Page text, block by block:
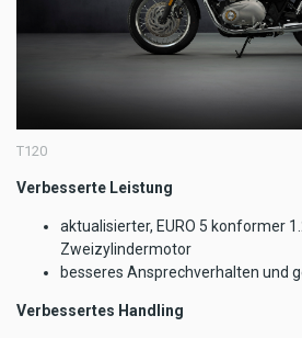
T120
Verbesserte Leistung
aktualisierter, EURO 5 konformer
Zweizylindermotor
besseres Ansprechverhalten und
Verbessertes Handling